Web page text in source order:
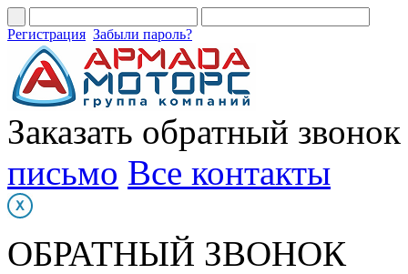
Регистрация Забыли пароль?
Заказать обратный звонок
письмо Все контакты
ОБРАТНЫЙ ЗВОНОК